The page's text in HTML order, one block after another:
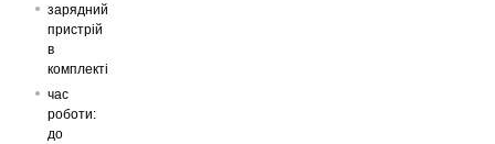
зарядний
пристрій
в
комплекті
час
роботи:
до